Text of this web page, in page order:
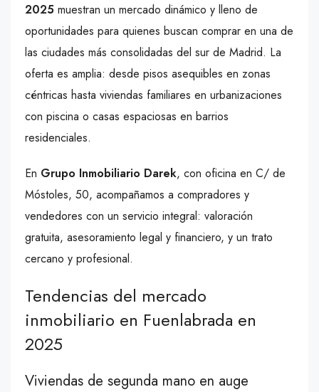
2025 muestran un mercado dinámico y lleno de
oportunidades para quienes buscan comprar en una de
las ciudades más consolidadas del sur de Madrid. La
oferta es amplia: desde pisos asequibles en zonas
céntricas hasta viviendas familiares en urbanizaciones
con piscina o casas espaciosas en barrios
residenciales.
En Grupo Inmobiliario Darek, con oficina en C/ de
Móstoles, 50, acompañamos a compradores y
vendedores con un servicio integral: valoración
gratuita, asesoramiento legal y financiero, y un trato
cercano y profesional.
Tendencias del mercado
inmobiliario en Fuenlabrada en
2025
Viviendas de segunda mano en auge